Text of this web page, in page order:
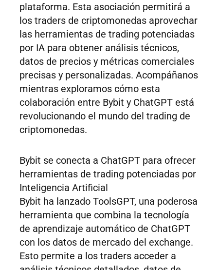
plataforma. Esta asociación permitirá a
los traders de criptomonedas aprovechar
las herramientas de trading potenciadas
por IA para obtener análisis técnicos,
datos de precios y métricas comerciales
precisas y personalizadas. Acompáñanos
mientras exploramos cómo esta
colaboración entre Bybit y ChatGPT está
revolucionando el mundo del trading de
criptomonedas.
Bybit se conecta a ChatGPT para ofrecer
herramientas de trading potenciadas por
Inteligencia Artificial
Bybit ha lanzado ToolsGPT, una poderosa
herramienta que combina la tecnología
de aprendizaje automático de ChatGPT
con los datos de mercado del exchange.
Esto permite a los traders acceder a